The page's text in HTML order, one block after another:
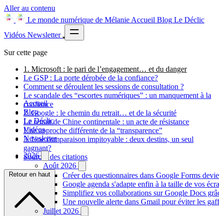
Aller au contenu
Le monde numérique de Mélanie Accueil Blog Le Déclic
Vidéos Newsletter
Accueil
Blog
Le Déclic
Vidéos
Newsletter
2026
Août 2026
Créer des questionnaires dans Google Forms
Google agenda s'adapte enfin à la taille de vos
Simplifiez vos collaborations sur Google Docs
Une nouvelle alerte dans Gmail pour éviter les
Juillet 2026
Sur cette page
1. Microsoft : le pari de l’engagement… et du danger
Le GSP : La porte dérobée de la confiance?
Comment se déroulent les sessions de consultation ?
Le scandale des “escortes numériques” : un manquement à la
confiance
2. Google : le chemin du retrait… et de la sécurité
Le retrait de Chine continentale : un acte de résistance
Une approche différente de la “transparence”
3. Une comparaison impitoyable : deux destins, un seul
gagnant?
Sources des citations
Retour en haut